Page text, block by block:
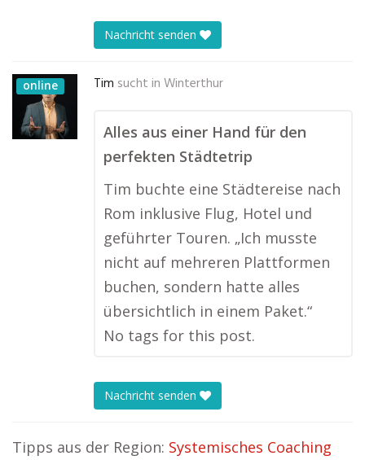
Nachricht senden
online Tim sucht in Winterthur
Alles aus einer Hand für den
perfekten Städtetrip
Tim buchte eine Städtereise nach
Rom inklusive Flug, Hotel und
geführter Touren. „Ich musste
nicht auf mehreren Plattformen
buchen, sondern hatte alles
übersichtlich in einem Paket.“
No tags for this post.
Nachricht senden
Tipps aus der Region: Systemisches Coaching